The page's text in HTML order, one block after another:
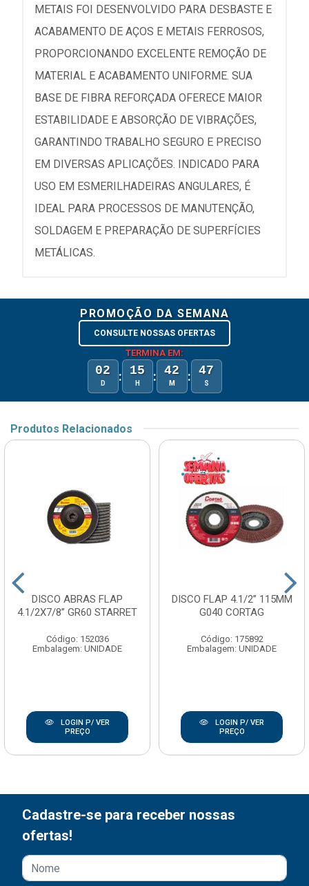
METAIS FOI DESENVOLVIDO PARA DESBASTE E
ACABAMENTO DE AÇOS E METAIS FERROSOS,
PROPORCIONANDO EXCELENTE REMOÇÃO DE
MATERIAL E ACABAMENTO UNIFORME. SUA
BASE DE FIBRA REFORÇADA OFERECE MAIOR
ESTABILIDADE E ABSORÇÃO DE VIBRAÇÕES,
GARANTINDO TRABALHO SEGURO E PRECISO
EM DIVERSAS APLICAÇÕES. INDICADO PARA
USO EM ESMERILHADEIRAS ANGULARES, É
IDEAL PARA PROCESSOS DE MANUTENÇÃO,
SOLDAGEM E PREPARAÇÃO DE SUPERFÍCIES
METÁLICAS.
PROMOÇÃO DA SEMANA
CONSULTE NOSSAS OFERTAS
TERMINA EM:
02
D : 15
H : 42
M : 47
S
Produtos Relacionados
DISCO ABRAS FLAP
4.1/2X7/8” GR60 STARRET
Código: 152036
Embalagem: UNIDADE
LOGIN P/ VER
PREÇO
DISCO FLAP 4.1/2” 115MM
G040 CORTAG
Código: 175892
Embalagem: UNIDADE
LOGIN P/ VER
PREÇO
Cadastre-se para receber nossas
ofertas!